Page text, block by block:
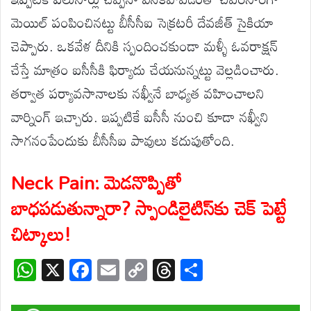
మెయిల్ పంపించినట్టు బీసీసీఐ సెక్రటరీ దేవజీత్ సైకియా
చెప్పారు. ఒకవేళ దీనికి స్పందించకుండా మళ్ళీ ఓవరాక్షన్
చేస్తే మాత్రం ఐసీసీకి ఫిర్యాదు చేయనున్నట్టు వెల్లడించారు.
తర్వాత పర్యావసానాలకు నఖ్వీనే బాధ్యత వహించాలని
వార్నింగ్ ఇచ్చారు. ఇప్పటికే ఐసీసీ నుంచి కూడా నఖ్వీని
సాగనంపేందుకు బీసీసీఐ పావులు కదుపుతోంది.
Neck Pain: మెడనొప్పితో
బాధపడుతున్నారా? స్పాండిలైటిస్‌కు చెక్ పెట్టే
చిట్కాలు!
W
h
X F
ac
E
m
C
o
T
hr